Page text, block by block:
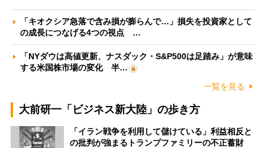
「キオクシア急落で含み損が膨らんで…」損失を投資家として
の成長につなげる4つの視点 …
「NYダウは高値更新、ナスダック・S&P500は足踏み」が意味
する米国株市場の変化 半…
一覧を見る
大前研一「ビジネス新大陸」の歩き方
「イラン戦争を利用して儲けている」利益相反と
の批判が強まるトランプファミリーの不正蓄財